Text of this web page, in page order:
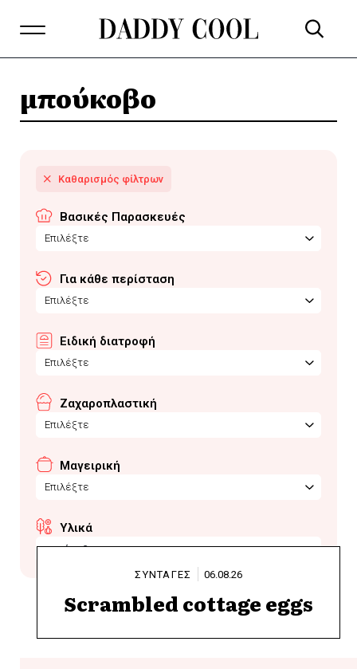
μπούκοβο
Βασικές Παρασκευές
Επιλέξτε
Για κάθε περίσταση
Επιλέξτε
Ειδική διατροφή
Επιλέξτε
Ζαχαροπλαστική
Επιλέξτε
Μαγειρική
Επιλέξτε
Υλικά
μπούκοβο
ΣΥΝΤΑΓΕΣ 06.08.26
Scrambled cottage eggs